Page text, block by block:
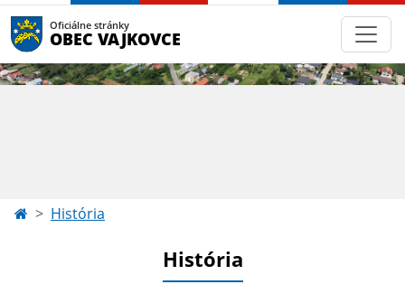
Oficiálne stránky
OBEC VAJKOVCE
História
História